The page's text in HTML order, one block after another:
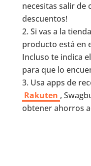
necesitas salir de
descuentos!
Si vas a la
producto está en
Incluso te indica
para que lo
Usa apps de
Rakuten ,
obtener ahorros